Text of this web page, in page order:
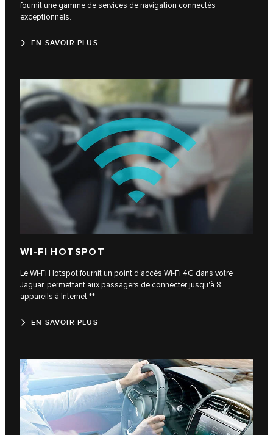
fournit une gamme de services de navigation connectés
exceptionnels.
EN SAVOIR PLUS
WI-FI HOTSPOT
Le Wi-Fi Hotspot fournit un point d'accès Wi-Fi 4G dans votre
Jaguar, permettant aux passagers de connecter jusqu'à 8
appareils à Internet.**
EN SAVOIR PLUS